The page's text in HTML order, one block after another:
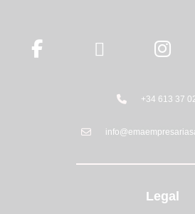
+34 613 37
Legal